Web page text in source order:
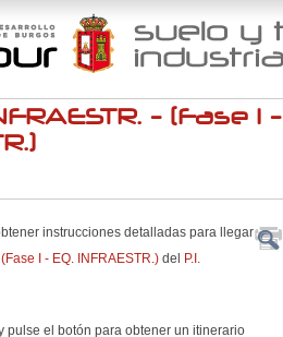
- (Fase I -
instrucciones detalladas para llegar
I - EQ. INFRAESTR.) del
P.I.
pulse el botón para obtener un itinerario